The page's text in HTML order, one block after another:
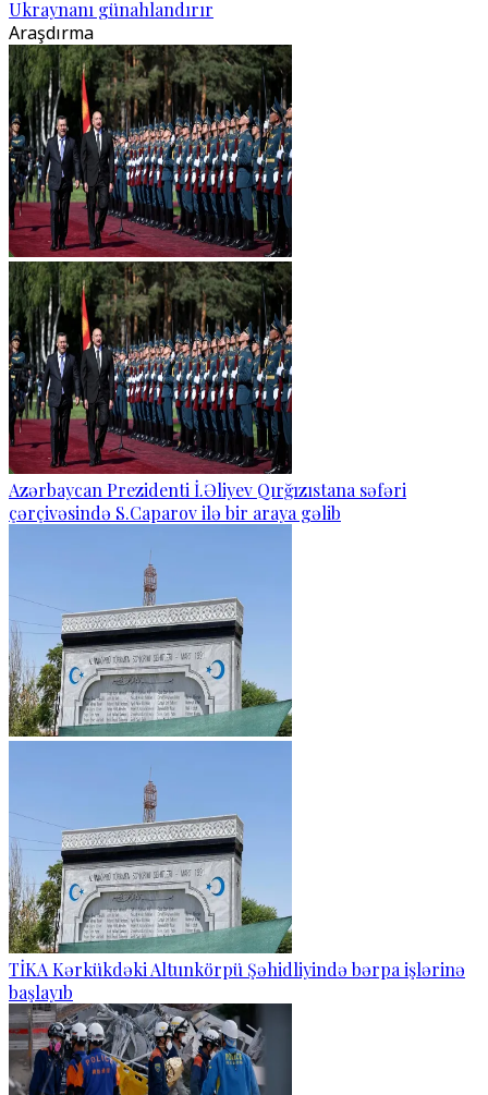
Ukraynanı günahlandırır
Araşdırma
Azərbaycan Prezidenti İ.Əliyev Qırğızıstana səfəri
çərçivəsində S.Caparov ilə bir araya gəlib
TİKA Kərkükdəki Altunkörpü Şəhidliyində bərpa işlərinə
başlayıb